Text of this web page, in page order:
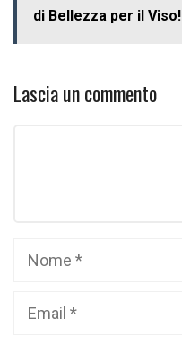
di Bellezza per il Viso!
Lascia un commento